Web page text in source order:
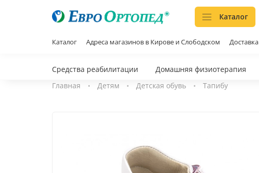
Каталог
Каталог Адреса магазинов в Кирове и Слободском Доставка
Средства реабилитации Домашняя физиотерапия
Главная
Детям Детская обувь Тапибу